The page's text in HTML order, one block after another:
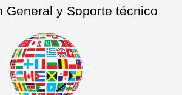
General y Soporte técnico